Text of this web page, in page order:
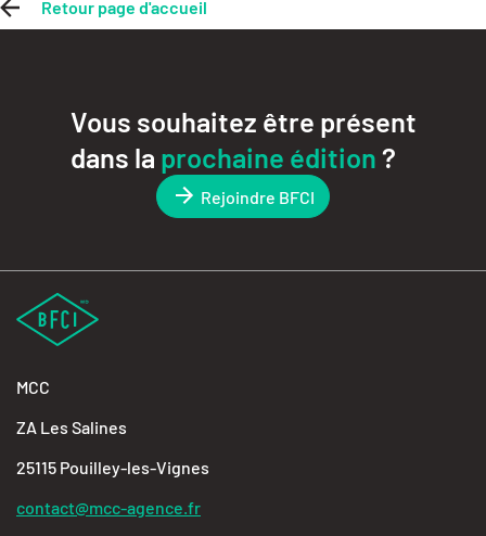
Retour page d'accueil
Vous souhaitez être présent
dans la prochaine édition?
Rejoindre BFCI
MCC
ZA Les Salines
25115 Pouilley-les-Vignes
contact@mcc-agence.fr